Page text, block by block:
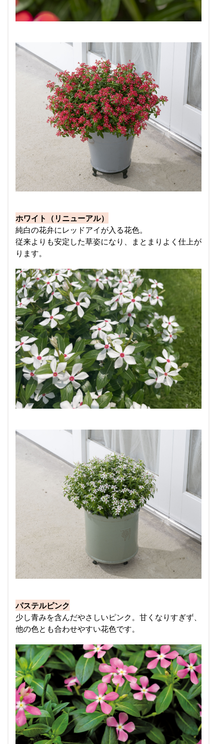
ホワイト（リニューアル）
純白の花弁にレッドアイが入る花色。
従来よりも安定した草姿になり、まとまりよく仕上が
ります。
パステルピンク
少し青みを含んだやさしいピンク。甘くなりすぎず、
他の色とも合わせやすい花色です。